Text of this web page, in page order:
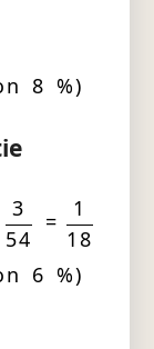
8 %)
3
54
=
1
18
6 %)